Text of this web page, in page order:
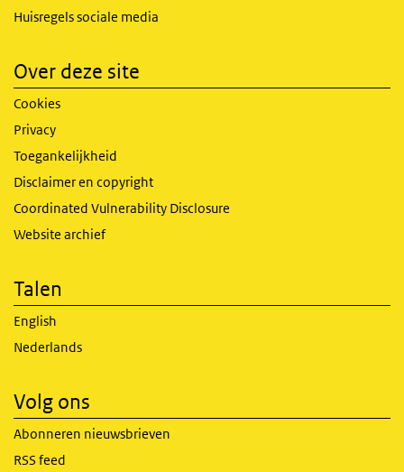
Huisregels sociale media
Over deze site
Cookies
Privacy
Toegankelijkheid
Disclaimer en copyright
Coordinated Vulnerability Disclosure
Website archief
Talen
English
Nederlands
Volg ons
Abonneren nieuwsbrieven
RSS feed